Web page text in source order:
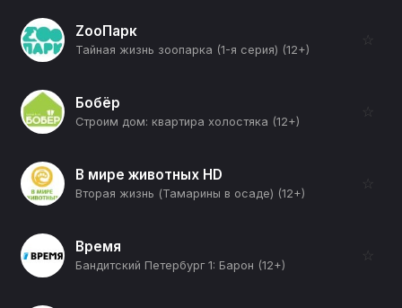
ZooПарк
Тайная жизнь зоопарка (1-я серия) (12+)
☆
Бобёр
Строим дом: квартира холостяка (12+)
☆
В мире животных HD
Вторая жизнь (Тамарины в осаде) (12+)
☆
Время
Бандитский Петербург 1: Барон (12+)
☆